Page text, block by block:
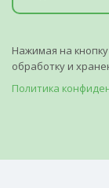
Нажимая на
обработку и
Политика